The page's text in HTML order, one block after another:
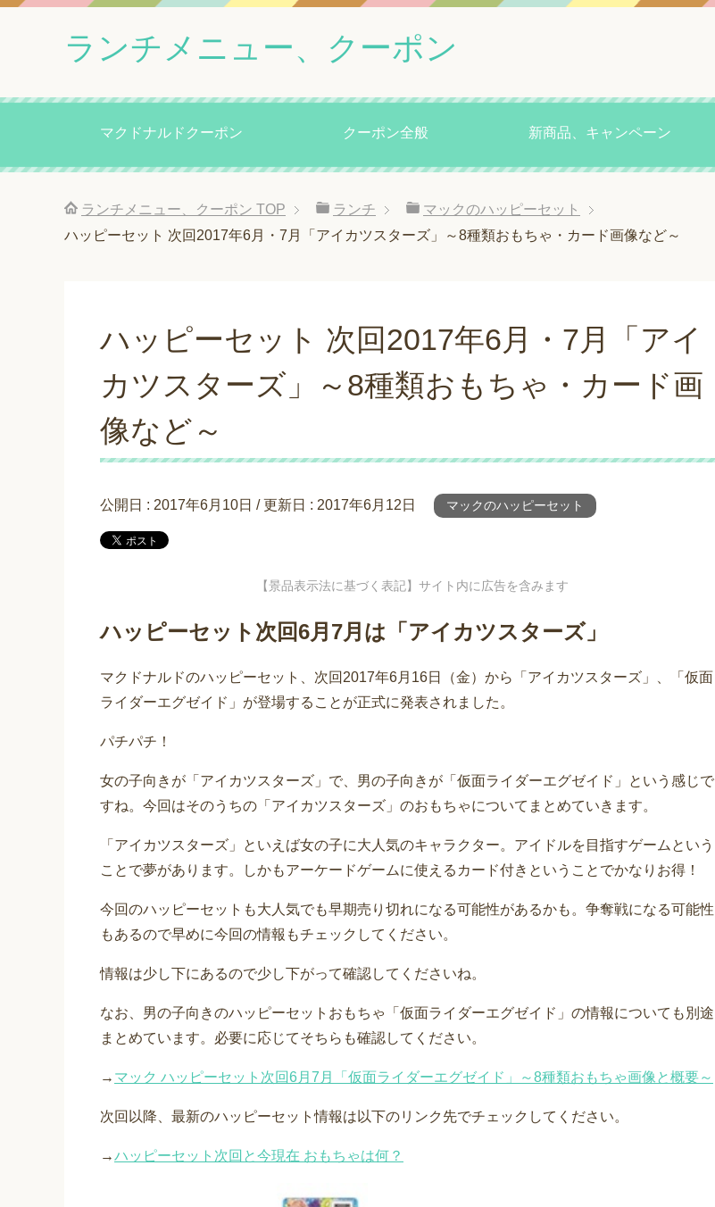
ランチメニュー、クーポン
マクドナルドクーポン クーポン全般 新商品、キャンペーン
ランチメニュー、クーポン TOP ランチ
マックのハッピーセット
ハッピーセット 次回2017年6月・7月「アイカツスターズ」～8種類おもちゃ・カード画像など～
ハッピーセット 次回2017年6月・7月「アイ
カツスターズ」～8種類おもちゃ・カード画
像など～
公開日 : 2017年6月10日 / 更新日 : 2017年6月12日 マックのハッピーセット
【景品表示法に基づく表記】サイト内に広告を含みます
ハッピーセット次回6月7月は「アイカツスターズ」
マクドナルドのハッピーセット、次回2017年6月16日（金）から「アイカツスターズ」、「仮面
ライダーエグゼイド」が登場することが正式に発表されました。
パチパチ！
女の子向きが「アイカツスターズ」で、男の子向きが「仮面ライダーエグゼイド」という感じで
すね。今回はそのうちの「アイカツスターズ」のおもちゃについてまとめていきます。
「アイカツスターズ」といえば女の子に大人気のキャラクター。アイドルを目指すゲームという
ことで夢があります。しかもアーケードゲームに使えるカード付きということでかなりお得！
今回のハッピーセットも大人気でも早期売り切れになる可能性があるかも。争奪戦になる可能性
もあるので早めに今回の情報もチェックしてください。
情報は少し下にあるので少し下がって確認してくださいね。
なお、男の子向きのハッピーセットおもちゃ「仮面ライダーエグゼイド」の情報についても別途
まとめています。必要に応じてそちらも確認してください。
→ マック ハッピーセット次回6月7月「仮面ライダーエグゼイド」～8種類おもちゃ画像と概要～
次回以降、最新のハッピーセット情報は以下のリンク先でチェックしてください。
→ハッピーセット次回と今現在 おもちゃは何？